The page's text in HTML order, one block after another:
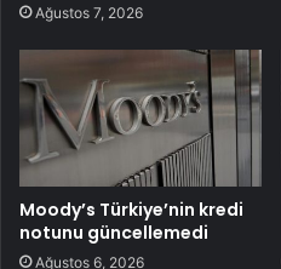
Ağustos 7, 2026
Moody’s Türkiye’nin kredi
notunu güncellemedi
Ağustos 6, 2026